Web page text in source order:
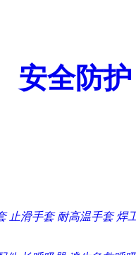
安全防护
止滑手套 耐高温手套 焊